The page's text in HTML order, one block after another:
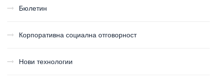
Бюлетин
Корпоративна социална отговорност
Нови технологии